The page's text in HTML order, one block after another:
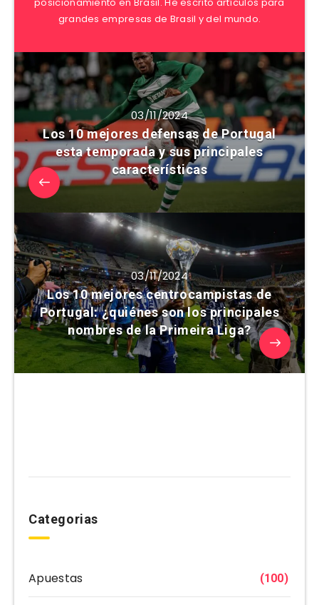
grandes empresas de Brasil y del mundo.
03/11/2024
Los 10 mejores defensas de Portugal
esta temporada y sus principales
características
03/11/2024
Los 10 mejores centrocampistas de
Portugal: ¿quiénes son los principales
nombres de la Primeira Liga?
Categorias
Apuestas (100)